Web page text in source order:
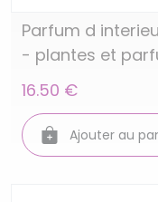
Parfum d
- plantes et
16.50 €
Ajouter au